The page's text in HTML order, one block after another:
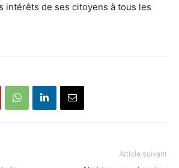
intérêts de ses citoyens à tous les
Article suivant